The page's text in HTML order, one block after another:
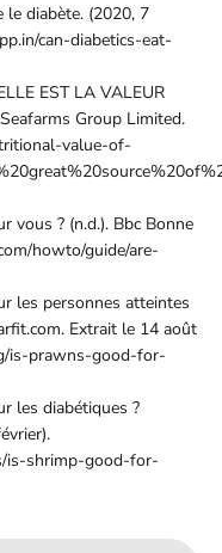
diabète. (2020, 7
can-diabetics-eat-
EST LA VALEUR
Group Limited.
value-of-
vous ? (n.d.). Bbc Bonne
howto/guide/are-
les personnes atteintes
Extrait le 14 août
is-prawns-good-for-
les diabétiques ?
is-shrimp-good-for-